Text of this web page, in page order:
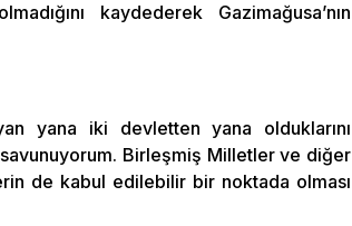
kaydederek Gazimağusa’nın
yana iki devletten yana olduklarını
Birleşmiş Milletler ve diğer
de kabul edilebilir bir noktada olması